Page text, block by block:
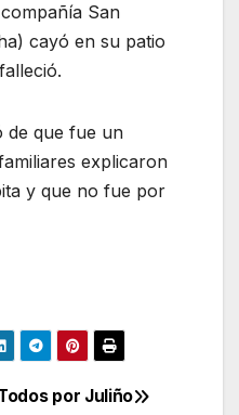
San
cayó en su patio
de que fue un
explicaron
y que no fue por
por Juliño